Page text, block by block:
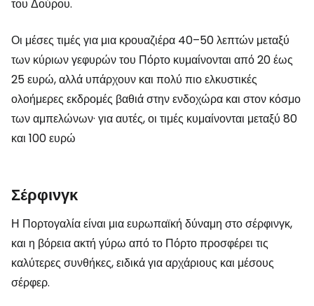
του Δούρου.
Οι μέσες τιμές για μια κρουαζιέρα 40–50 λεπτών μεταξύ
των κύριων γεφυρών του Πόρτο κυμαίνονται από 20 έως
25 ευρώ, αλλά υπάρχουν και πολύ πιο ελκυστικές
ολοήμερες εκδρομές βαθιά στην ενδοχώρα και στον κόσμο
των αμπελώνων· για αυτές, οι τιμές κυμαίνονται μεταξύ 80
και 100 ευρώ
Σέρφινγκ
Η Πορτογαλία είναι μια ευρωπαϊκή δύναμη στο σέρφινγκ,
και η βόρεια ακτή γύρω από το Πόρτο προσφέρει τις
καλύτερες συνθήκες, ειδικά για αρχάριους και μέσους
σέρφερ.